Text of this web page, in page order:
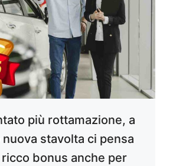
più rottamazione, a
nuova stavolta ci pensa
ricco bonus anche per